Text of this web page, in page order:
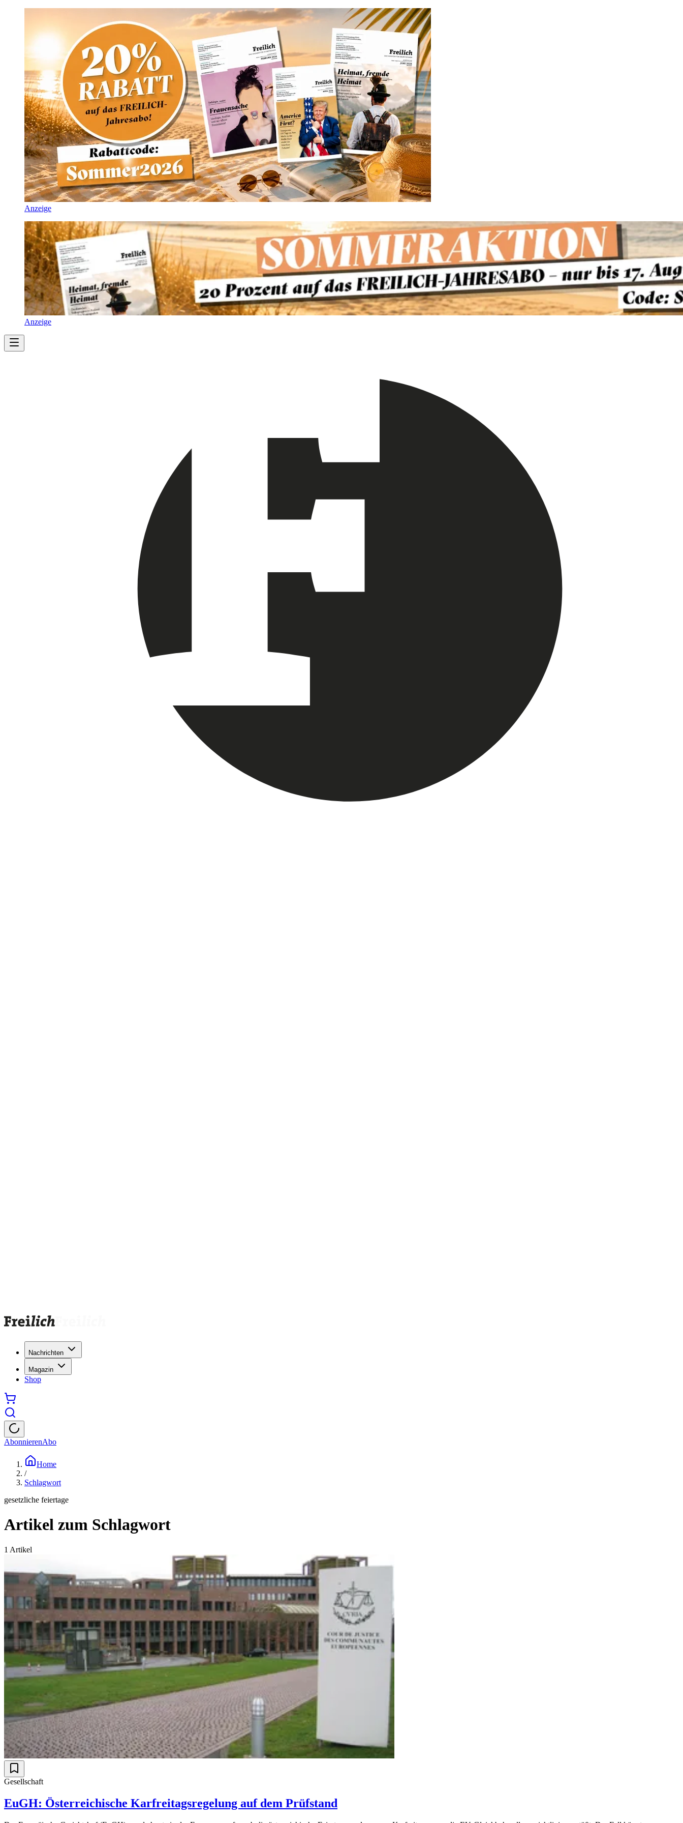
Anzeige
Anzeige
Nachrichten
Magazin
Shop
AbonnierenAbo
Home
/
Schlagwort
gesetzliche feiertage
Artikel zum Schlagwort
1 Artikel
Gesellschaft
EuGH: Österreichische Karfreitagsregelung auf dem Prüfstand